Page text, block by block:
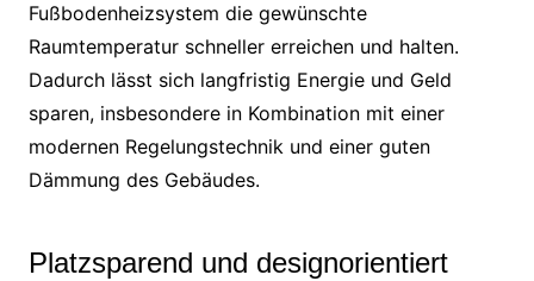
Fußbodenheizsystem die gewünschte
Raumtemperatur schneller erreichen und halten.
Dadurch lässt sich langfristig Energie und Geld
sparen, insbesondere in Kombination mit einer
modernen Regelungstechnik und einer guten
Dämmung des Gebäudes.
Platzsparend und designorientiert